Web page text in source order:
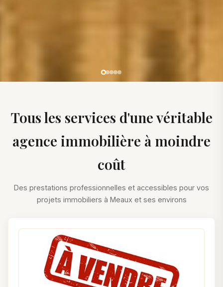
Tous les services d'une véritable
agence immobilière à moindre
coût
Des prestations professionnelles et accessibles pour vos
projets immobiliers à Meaux et ses environs